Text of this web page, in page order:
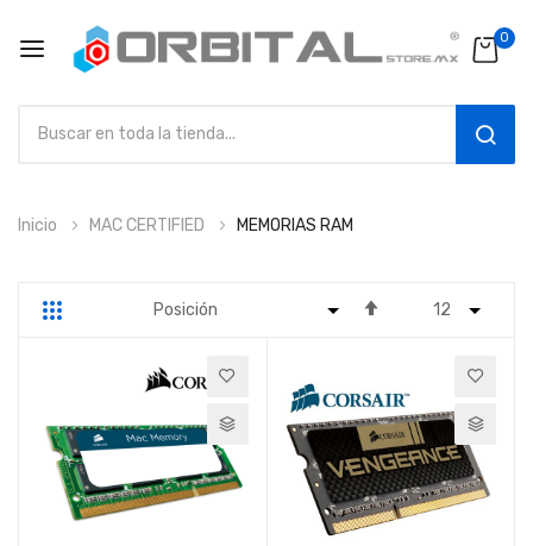
0
alInicio MAC CERTIFIED MEMORIAS RAM
Parrilla